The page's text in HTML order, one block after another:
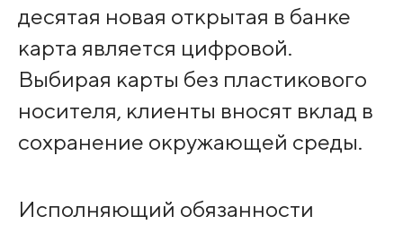
десятая новая открытая в банке
карта является цифровой.
Выбирая карты без пластикового
носителя, клиенты вносят вклад в
сохранение окружающей среды.
Исполняющий обязанности